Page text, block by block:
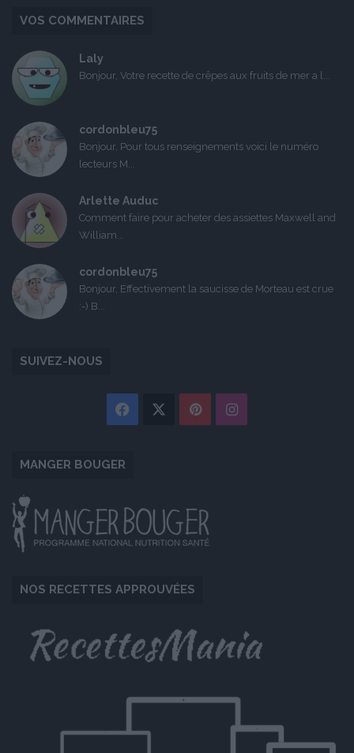
VOS COMMENTAIRES
Laly
Bonjour, Votre recette de crêpes aux fruits de mer a l...
cordonbleu75
Bonjour, Pour tous renseignements voici le numéro
lecteurs M...
Arlette Auduc
Comment faire pour acheter des assiettes Maxwell and
William...
cordonbleu75
Bonjour, Effectivement la saucisse de Morteau est crue
:-) B...
SUIVEZ-NOUS
Facebook PinterestInstagram
MANGER BOUGER
NOS RECETTES APPROUVÉES